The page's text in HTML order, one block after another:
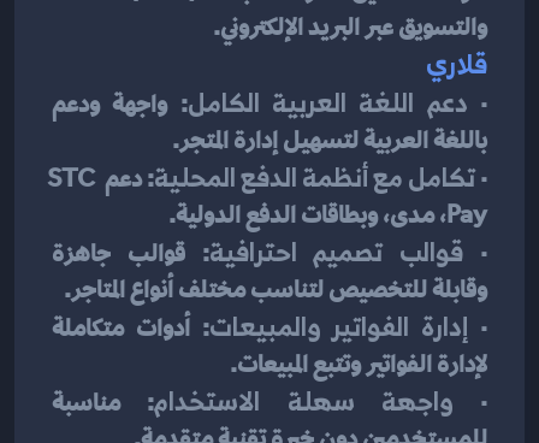
والتسويق عبر البريد الإلكتروني.
قلاري
· دعم اللغة العربية الكامل
باللغة العربية لتسهيل إدارة المتجر.
· تكامل مع أنظمة الدفع المحلية : دعم STC
Pay، مدى، وبطاقات الدفع الدولية.
· قوالب تصميم احترافية
وقابلة للتخصيص لتناسب مختلف أنواع المتاجر.
· إدارة الفواتير والمبيعات
لإدارة الفواتير وتتبع المبيعات.
· واجهة سهلة الاستخدام